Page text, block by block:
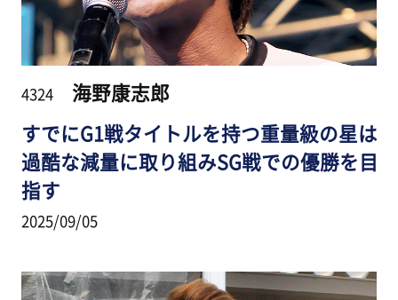
4324 海野康志郎
すでにG1戦タイトルを持つ重量級の星は
過酷な減量に取り組みSG戦での優勝を目
指す
2025/09/05